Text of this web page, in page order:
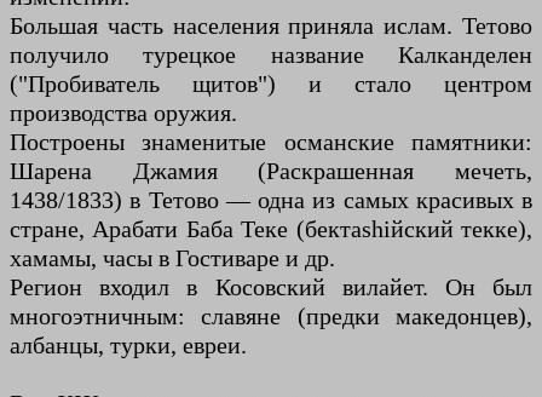
Большая часть населения приняла ислам. Тетово
получило турецкое название Калканделен
("Пробиватель щитов") и стало центром
производства оружия.
Построены знаменитые османские памятники:
Шарена Джамия (Раскрашенная мечеть,
1438/1833) в Тетово — одна из самых красивых в
стране, Арабати Баба Теке (бектashiйский текке),
хамамы, часы в Гостиваре и др.
Регион входил в Косовский вилайет. Он был
многоэтничным: славяне (предки македонцев),
албанцы, турки, евреи.